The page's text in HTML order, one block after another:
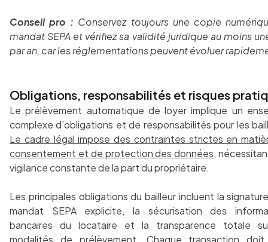
Conseil pro : Conservez toujours une copie
mandat SEPA et vérifiez sa validité juridique au moins
par an, car les réglementations peuvent évoluer
Obligations, responsabilités et risques
Le prélèvement automatique de loyer implique un
complexe d’obligations et de responsabilités pour les
Le cadre légal impose des contraintes strictes en
consentement et de protection des données,
vigilance constante de la part du propriétaire.
Les principales obligations du bailleur incluent la
mandat SEPA explicite, la sécurisation des
bancaires du locataire et la transparence totale
modalités de prélèvement. Chaque transaction